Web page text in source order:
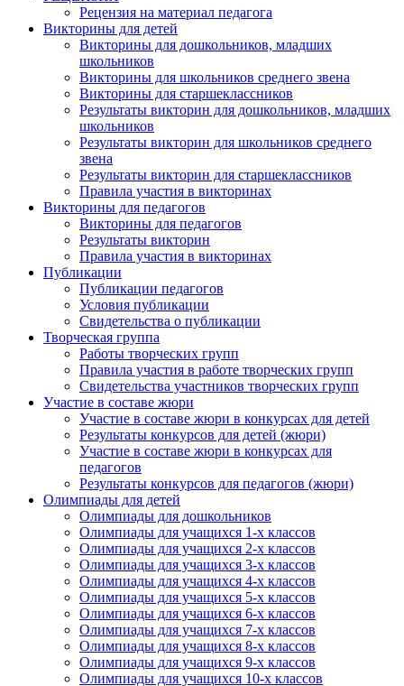
Рецензия на материал педагога
Викторины для детей
Викторины для дошкольников, младших
школьников
Викторины для школьников среднего звена
Викторины для старшеклассников
Результаты викторин для дошкольников, младших
школьников
Результаты викторин для школьников среднего
звена
Результаты викторин для старшеклассников
Правила участия в викторинах
Викторины для педагогов
Викторины для педагогов
Результаты викторин
Правила участия в викторинах
Публикации
Публикации педагогов
Условия публикации
Свидетельства о публикации
Творческая группа
Работы творческих групп
Правила участия в работе творческих групп
Свидетельства участников творческих групп
Участие в составе жюри
Участие в составе жюри в конкурсах для детей
Результаты конкурсов для детей (жюри)
Участие в составе жюри в конкурсах для
педагогов
Результаты конкурсов для педагогов (жюри)
Олимпиады для детей
Олимпиады для дошкольников
Олимпиады для учащихся 1-х классов
Олимпиады для учащихся 2-х классов
Олимпиады для учащихся 3-х классов
Олимпиады для учащихся 4-х классов
Олимпиады для учащихся 5-х классов
Олимпиады для учащихся 6-х классов
Олимпиады для учащихся 7-х классов
Олимпиады для учащихся 8-х классов
Олимпиады для учащихся 9-х классов
Олимпиады для учащихся 10-х классов